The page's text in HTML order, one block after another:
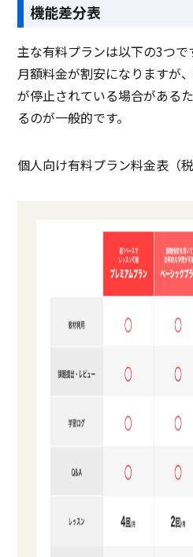
機能差分表
主な有料プランは以下の3つ
月額料金が割安になりますが
が停止されている場合がある
るのが一般的です。
個人向け有料プラン料金表（